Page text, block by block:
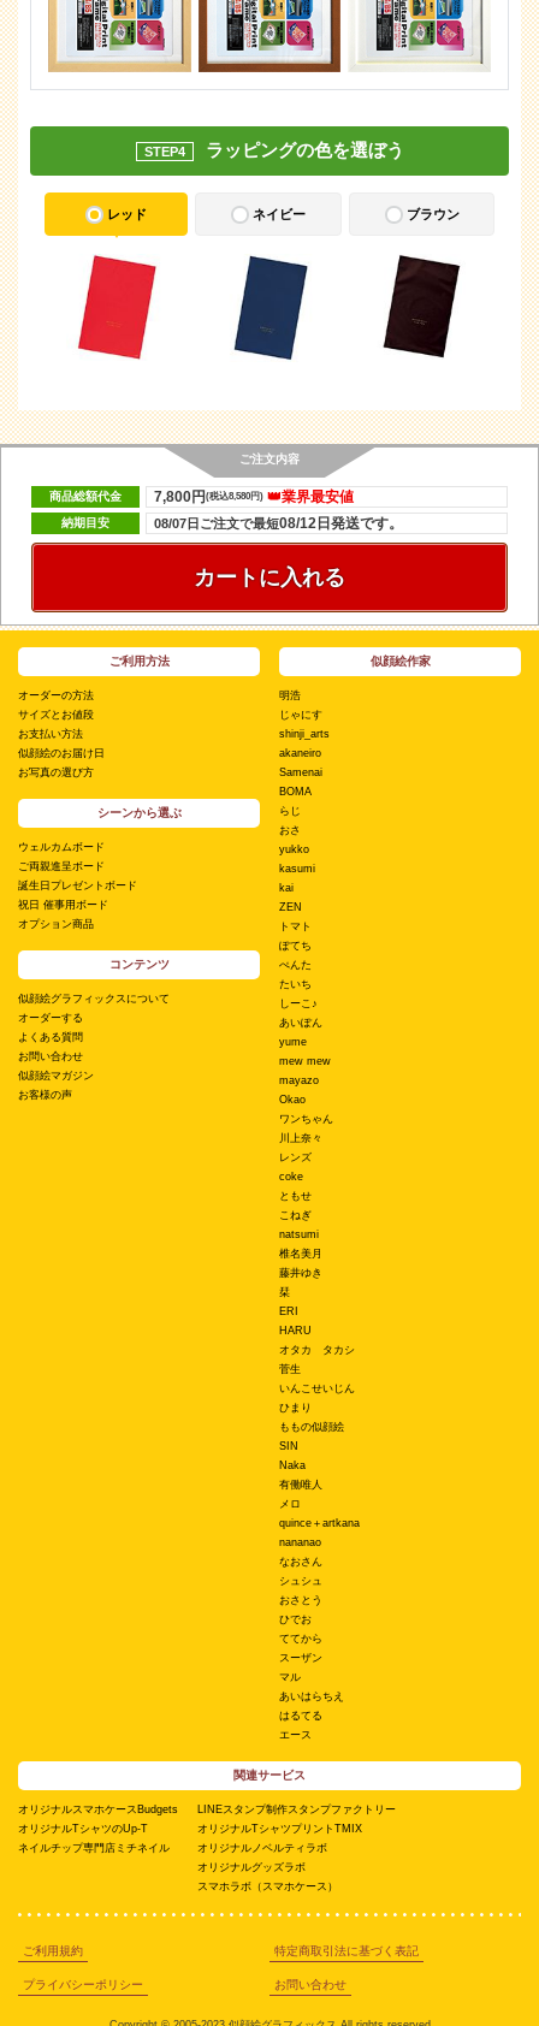
STEP4 ラッピングの色を選ぼう
レッド ネイビー ブラウン
ご注文内容
商品総額代金 👑業界最安値
7,800円(税込8,580円)
納期目安 08/07日ご注文で最短08/12日発送です。
カートに入れる
ご利用方法
オーダーの方法
サイズとお値段
お支払い方法
似顔絵のお届け日
お写真の選び方
シーンから選ぶ
ウェルカムボード
ご両親進呈ボード
誕生日プレゼントボード
祝日 催事用ボード
オプション商品
コンテンツ
似顔絵グラフィックスについて
オーダーする
よくある質問
お問い合わせ
似顔絵マガジン
お客様の声
似顔絵作家
明浩
じゃにす
shinji_arts
akaneiro
Samenai
BOMA
らじ
おさ
yukko
kasumi
kai
ZEN
トマト
ぽてち
ぺんた
たいち
しーこ♪
あいぽん
yume
mew mew
mayazo
Okao
ワンちゃん
川上奈々
レンズ
coke
ともせ
こねぎ
natsumi
椎名美月
藤井ゆき
栞
ERI
HARU
オタカ タカシ
菅生
いんこせいじん
ひまり
ももの似顔絵
SIN
Naka
有働唯人
メロ
quince＋artkana
nananao
なおさん
シュシュ
おさとう
ひでお
ててから
スーザン
マル
あいはらちえ
はるてる
エース
関連サービス
オリジナルスマホケースBudgets
オリジナルTシャツのUp-T
ネイルチップ専門店ミチネイル
LINEスタンプ制作スタンプファクトリー
オリジナルTシャツプリントTMIX
オリジナルノベルティラボ
オリジナルグッズラボ
スマホラボ（スマホケース）
ご利用規約 特定商取引法に基づく表記
プライバシーポリシー お問い合わせ